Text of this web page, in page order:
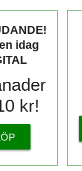
idag
kr!